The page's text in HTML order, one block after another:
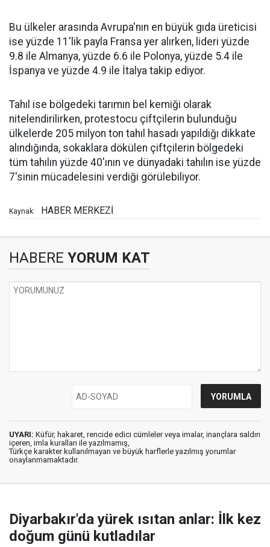
Bu ülkeler arasında Avrupa'nın en büyük gıda üreticisi
ise yüzde 11'lik payla Fransa yer alırken, lideri yüzde
9.8 ile Almanya, yüzde 6.6 ile Polonya, yüzde 5.4 ile
İspanya ve yüzde 4.9 ile İtalya takip ediyor.
Tahıl ise bölgedeki tarımın bel kemiği olarak
nitelendirilirken, protestocu çiftçilerin bulunduğu
ülkelerde 205 milyon ton tahıl hasadı yapıldığı dikkate
alındığında, sokaklara dökülen çiftçilerin bölgedeki
tüm tahılın yüzde 40'ının ve dünyadaki tahılın ise yüzde
7'sinin mücadelesini verdiği görülebiliyor.
Kaynak: HABER MERKEZİ
HABERE YORUM KAT
UYARI: Küfür, hakaret, rencide edici cümleler veya imalar, inançlara saldırı
içeren, imla kuralları ile yazılmamış,
Türkçe karakter kullanılmayan ve büyük harflerle yazılmış yorumlar
onaylanmamaktadır.
Diyarbakır'da yürek ısıtan anlar: İlk kez
doğum günü kutladılar